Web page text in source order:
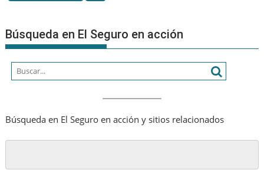
Búsqueda en El Seguro en acción
Búsqueda en El Seguro en acción y sitios relacionados